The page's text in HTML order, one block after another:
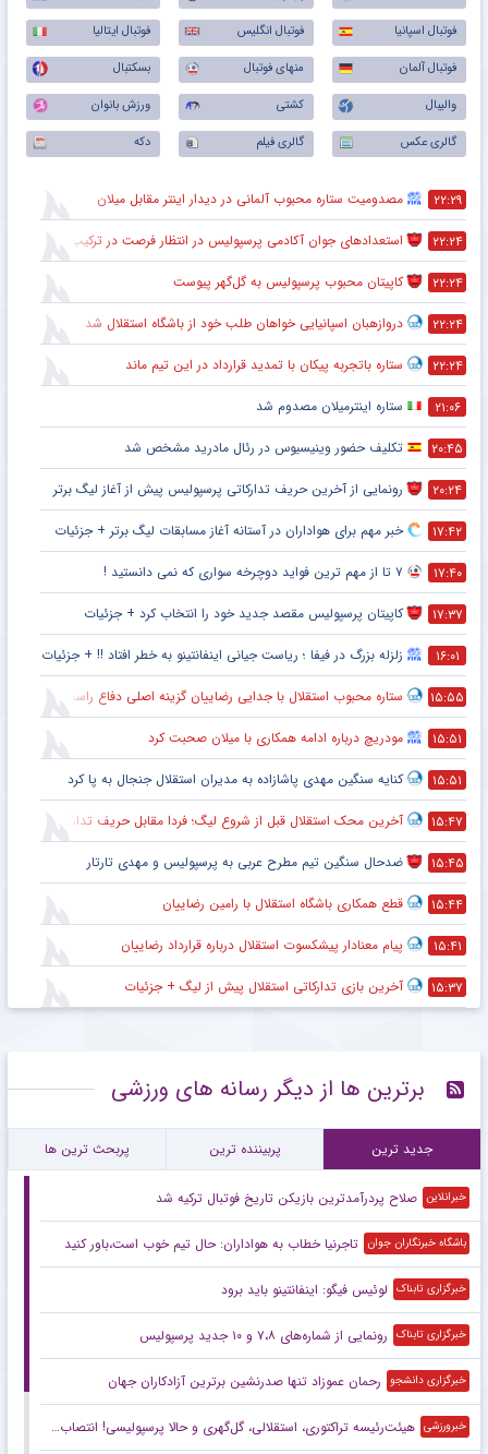
فوتبال اسپانیا
فوتبال انگلیس
فوتبال ایتالیا
فوتبال آلمان
منهای فوتبال
بسکتبال
والیبال
کشتی
ورزش بانوان
گالری عکس
گالری فیلم دکه
۲۲:۲۹ مصدومیت ستاره محبوب آلمانی در دیدار اینتر مقابل میلان
۲۲:۲۴ استعدادهای جوان آکادمی پرسپولیس در انتظار فرصت در ترکیب اصلی
۲۲:۲۴ کاپیتان محبوب پرسپولیس به گل‌گهر پیوست
۲۲:۲۴ دروازهبان اسپانیایی خواهان طلب خود از باشگاه استقلال شد
۲۲:۲۴ ستاره باتجربه پیکان با تمدید قرارداد در این تیم ماند
۲۱:۰۶ ستاره اینترمیلان مصدوم شد
۲۰:۴۵ تکلیف حضور وینیسیوس در رئال مادرید مشخص شد
۲۰:۲۴ رونمایی از آخرین حریف تدارکاتی پرسپولیس پیش از آغاز لیگ برتر
۱۷:۴۲ خبر مهم برای هواداران در آستانه آغاز مسابقات لیگ برتر + جزئیات
۱۷:۴۰ ۷ تا از مهم ترین فواید دوچرخه سواری که نمی دانستید !
۱۷:۳۷ کاپیتان پرسپولیس مقصد جدید خود را انتخاب کرد + جزئیات
۱۶:۰۱ زلزله بزرگ در فیفا ؛ ریاست جیانی اینفانتینو به خطر افتاد !! + جزئیات
۱۵:۵۵ ستاره محبوب استقلال با جدایی رضاییان گزینه اصلی دفاع راست این تیم
۱۵:۵۱ مودریچ درباره ادامه همکاری با میلان صحبت کرد
۱۵:۵۱ کنایه سنگین مهدی پاشازاده به مدیران استقلال جنجال به پا کرد
۱۵:۴۷ آخرین محک استقلال قبل از شروع لیگ؛ فردا مقابل حریف تدارکاتی
۱۵:۴۵ ضدحال سنگین تیم مطرح عربی به پرسپولیس و مهدی تارتار
۱۵:۴۴ قطع همکاری باشگاه استقلال با رامین رضاییان
۱۵:۴۱ پیام معنادار پیشکسوت استقلال درباره قرارداد رضاییان
۱۵:۳۷ آخرین بازی تدارکاتی استقلال پیش از لیگ + جزئیات
برترین ها از دیگر رسانه های ورزشی
جدید ترین پربیننده ترین پربحث ترین ها
خبرانلاین صلاح پردرآمدترین بازیکن تاریخ فوتبال ترکیه شد
باشگاه خبرنگاران جوان تاجرنیا خطاب به هواداران: حال تیم خوب است،باور کنید
خبرگزاری تابناک لوئیس فیگو: اینفانتینو باید برود
خبرگزاری تابناک رونمایی از شماره‌های ۷،۸ و ۱۰ جدید پرسپولیس
خبرگزاری دانشجو رحمان عموزاد تنها صدرنشین برترین آزادکاران جهان
خبرورزشی هیئت‌رئیسه تراکتوری، استقلالی، گل‌گهری و حالا پرسپولیسی! انتصاب‌های عجیب در باشگاه‌های خاص؛ فدراسیون حتما جوابگو باشد